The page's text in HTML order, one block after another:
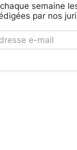
semaine
par nos